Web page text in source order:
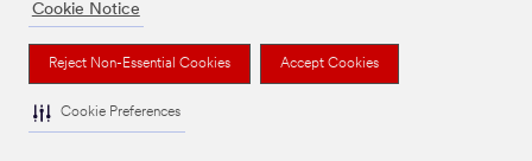
Cookie Notice
Reject Non-Essential Cookies Accept Cookies
Cookie Preferences